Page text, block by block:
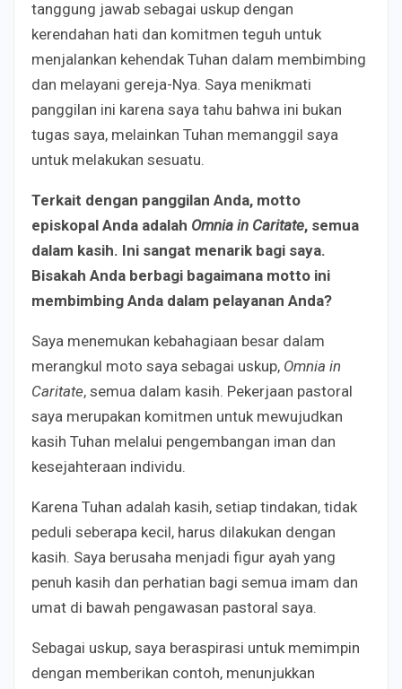
tanggung jawab sebagai uskup dengan
kerendahan hati dan komitmen teguh untuk
menjalankan kehendak Tuhan dalam membimbing
dan melayani gereja-Nya. Saya menikmati
panggilan ini karena saya tahu bahwa ini bukan
tugas saya, melainkan Tuhan memanggil saya
untuk melakukan sesuatu.
Terkait dengan panggilan Anda, motto
episkopal Anda adalah Omnia in Caritate, semua
dalam kasih. Ini sangat menarik bagi saya.
Bisakah Anda berbagi bagaimana motto ini
membimbing Anda dalam pelayanan Anda?
Saya menemukan kebahagiaan besar dalam
merangkul moto saya sebagai uskup, Omnia in
Caritate, semua dalam kasih. Pekerjaan pastoral
saya merupakan komitmen untuk mewujudkan
kasih Tuhan melalui pengembangan iman dan
kesejahteraan individu.
Karena Tuhan adalah kasih, setiap tindakan, tidak
peduli seberapa kecil, harus dilakukan dengan
kasih. Saya berusaha menjadi figur ayah yang
penuh kasih dan perhatian bagi semua imam dan
umat di bawah pengawasan pastoral saya.
Sebagai uskup, saya beraspirasi untuk memimpin
dengan memberikan contoh, menunjukkan